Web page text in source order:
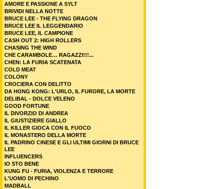
AMORE E PASSIONE A SYLT
BRIVIDI NELLA NOTTE
BRUCE LEE - THE FLYING DRAGON
BRUCE LEE IL LEGGENDARIO
BRUCE LEE, IL CAMPIONE
CASH OUT 2: HIGH ROLLERS
CHASING THE WIND
CHE CARAMBOLE… RAGAZZI!!!...
CHEN: LA FURIA SCATENATA
COLD MEAT
COLONY
CROCIERA CON DELITTO
DA HONG KONG: L'URLO, IL FURORE, LA MORTE
DELIBAL - DOLCE VELENO
GOOD FORTUNE
IL DIVORZIO DI ANDREA
IL GIUSTIZIERE GIALLO
IL KILLER GIOCA CON IL FUOCO
IL MONASTERO DELLA MORTE
IL PADRINO CINESE E GLI ULTIMI GIORNI DI BRUCE
LEE
INFLUENCERS
IO STO BENE
KUNG FU - FURIA, VIOLENZA E TERRORE
L'UOMO DI PECHINO
MADBALL